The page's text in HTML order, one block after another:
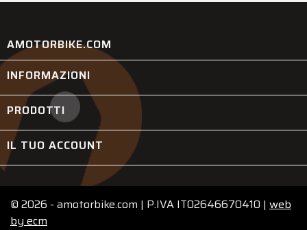
AMOTORBIKE.COM
INFORMAZIONI
PRODOTTI
IL TUO ACCOUNT
© 2026 - amotorbike.com | P.IVA IT02646670410 | web
byecm